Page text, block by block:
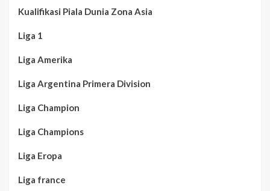
Kualifikasi Piala Dunia Zona Asia
Liga 1
Liga Amerika
Liga Argentina Primera Division
Liga Champion
Liga Champions
Liga Eropa
Liga france